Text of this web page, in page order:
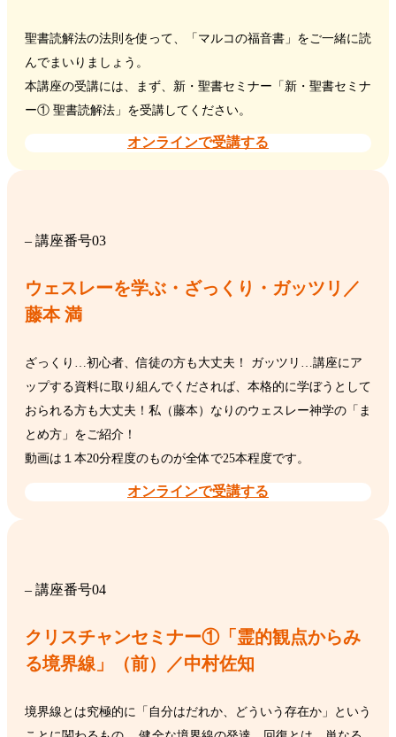
聖書読解法の法則を使って、「マルコの福音書」をご一緒に読
んでまいりましょう。
本講座の受講には、まず、新・聖書セミナー「新・聖書セミナ
ー① 聖書読解法」を受講してください。
オンラインで受講する
– 講座番号03
ウェスレーを学ぶ・ざっくり・ガッツリ／
藤本 満
ざっくり…初心者、信徒の方も大丈夫！ ガッツリ…講座にア
ップする資料に取り組んでくだされば、本格的に学ぼうとして
おられる方も大丈夫！私（藤本）なりのウェスレー神学の「ま
とめ方」をご紹介！
動画は１本20分程度のものが全体で25本程度です。
オンラインで受講する
– 講座番号04
クリスチャンセミナー①「霊的観点からみ
る境界線」（前）／中村佐知
境界線とは究極的に「自分はだれか、どういう存在か」という